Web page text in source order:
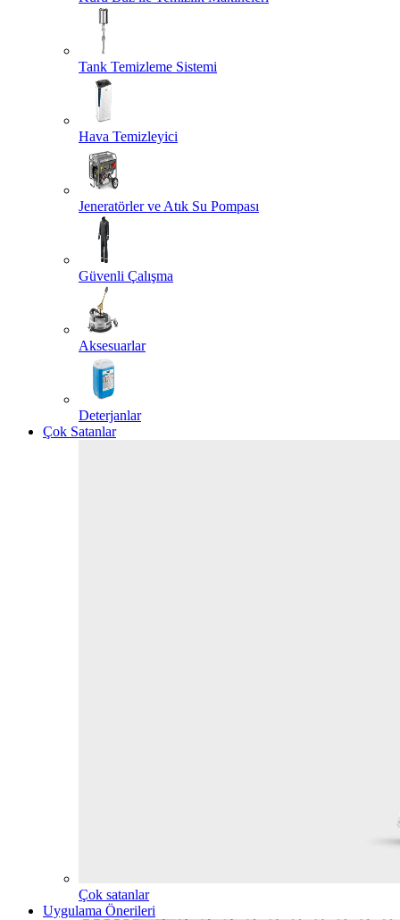
Tank Temizleme Sistemi
Hava Temizleyici
Jeneratörler ve Atık Su Pompası
Güvenli Çalışma
Aksesuarlar
Deterjanlar
Çok Satanlar
Çok satanlar
Uygulama Önerileri